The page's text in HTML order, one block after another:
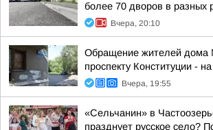
более 70 дворов в разных
Вчера, 20:10
Обращение жителей дома
проспекту Конституции -
Вчера, 19:55
«Сельчанин» в
празднует русское село?